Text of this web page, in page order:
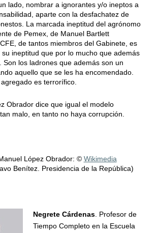
lado, nombrar a ignorantes y/o ineptos a
aparte con la desfachatez de
La marcada ineptitud del agrónomo
de Pemex, de Manuel Bartlett
de tantos miembros del Gabinete, es
ineptitud que por lo mucho que además
Son los ladrones que además son un
aquello que se les ha encomendado.
es terrorífico.
Obrador dice que igual el modelo
malo, en tanto no haya corrupción.
López Obrador: © Wikimedia
Benítez. Presidencia de la República)
Negrete Cárdenas. Profesor de
Tiempo Completo en la Escuela